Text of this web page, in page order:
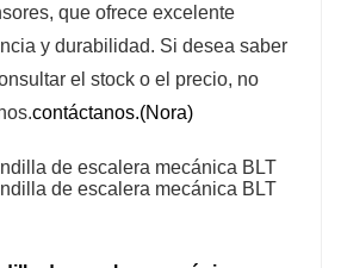
que ofrece excelente
y durabilidad. Si desea saber
el stock o el precio, no
contáctanos.(Nora)